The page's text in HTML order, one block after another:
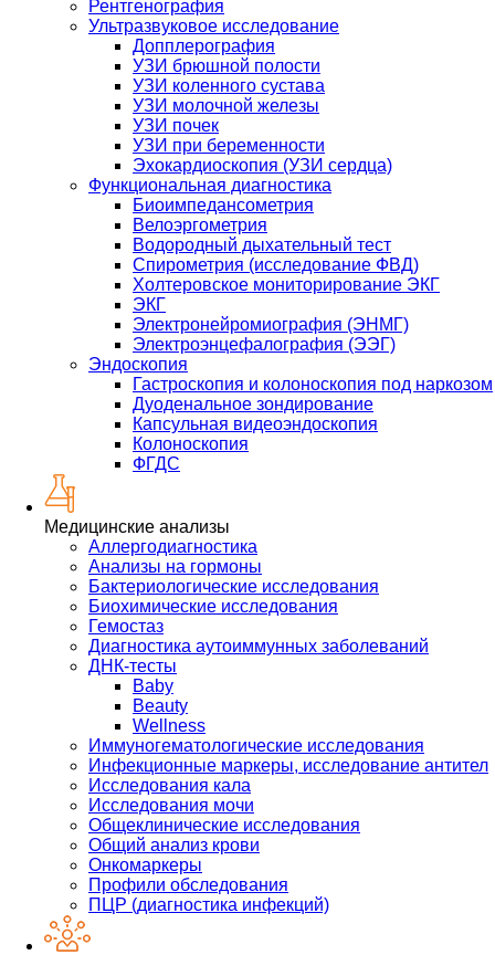
Рентгенография
Ультразвуковое исследование
Допплерография
УЗИ брюшной полости
УЗИ коленного сустава
УЗИ молочной железы
УЗИ почек
УЗИ при беременности
Эхокардиоскопия (УЗИ сердца)
Функциональная диагностика
Биоимпедансометрия
Велоэргометрия
Водородный дыхательный тест
Спирометрия (исследование ФВД)
Холтеровское мониторирование ЭКГ
ЭКГ
Электронейромиография (ЭНМГ)
Электроэнцефалография (ЭЭГ)
Эндоскопия
Гастроскопия и колоноскопия под наркозом
Дуоденальное зондирование
Капсульная видеоэндоскопия
Колоноскопия
ФГДС
Медицинские анализы
Аллергодиагностика
Анализы на гормоны
Бактериологические исследования
Биохимические исследования
Гемостаз
Диагностика аутоиммунных заболеваний
ДНК-тесты
Baby
Beauty
Wellness
Иммуногематологические исследования
Инфекционные маркеры, исследование антител
Исследования кала
Исследования мочи
Общеклинические исследования
Общий анализ крови
Онкомаркеры
Профили обследования
ПЦР (диагностика инфекций)